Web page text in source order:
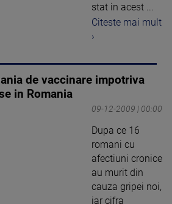
stat in acest ...
Citeste mai mult
›
de vaccinare impotriva
in Romania
09-12-2009 | 00:00
Dupa ce 16
romani cu
afectiuni cronice
au murit din
cauza gripei noi,
iar cifra